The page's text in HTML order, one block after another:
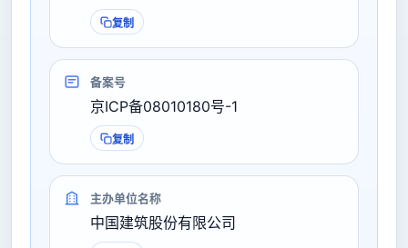
复制
备案号
京ICP备08010180号-1
复制
主办单位名称
中国建筑股份有限公司